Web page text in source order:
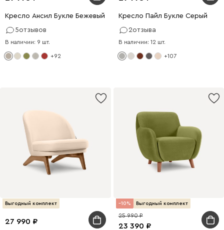
Кресло Ансил Букле Бежевый
5отзывов
В наличии: 9 шт.
+92
Кресло Пайл Букле Серый
2отзыва
В наличии: 12 шт.
+107
Выгодный комплект
27 990
10 Выгодный комплект
23 390
25 990